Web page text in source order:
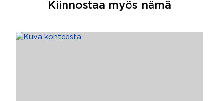
Kiinnostaa myös nämä